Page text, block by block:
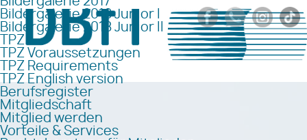
Bildergalerie 2018 Junior I
Bildergalerie 2018 Junior II
TPZ
TPZ Voraussetzungen
TPZ Requirements
TPZ English version
Berufsregister
Mitgliedschaft
Mitglied werden
Vorteile & Services